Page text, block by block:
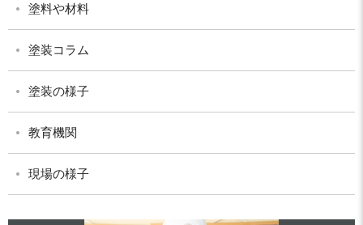
塗料や材料
塗装コラム
塗装の様子
教育機関
現場の様子